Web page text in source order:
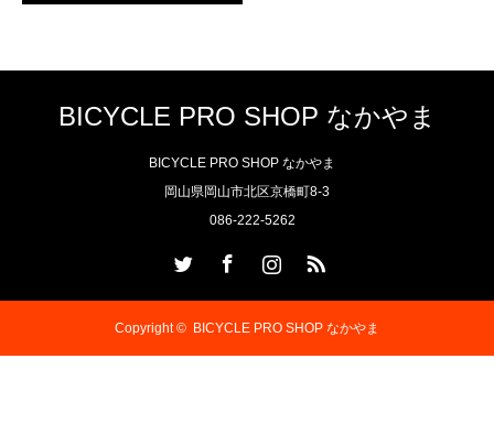
BICYCLE PRO SHOP なかやま
BICYCLE PRO SHOP なかやま
岡山県岡山市北区京橋町8-3
086-222-5262
Copyright © BICYCLE PRO SHOP なかやま